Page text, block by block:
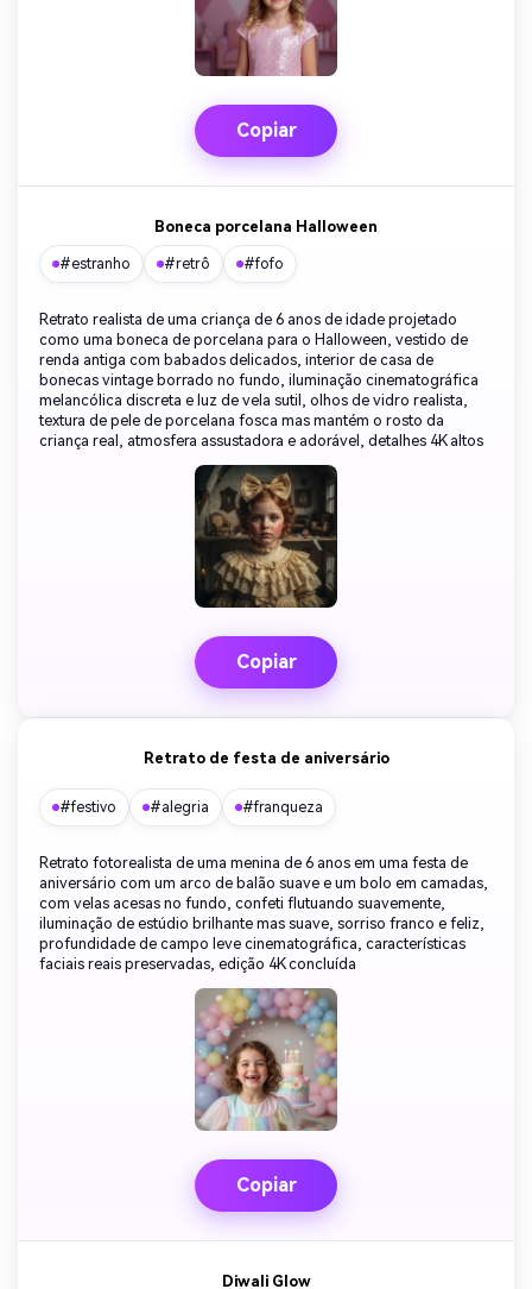
Copiar
Boneca porcelana Halloween
#estranho #retrô #fofo
Retrato realista de uma criança de 6 anos de idade projetado
como uma boneca de porcelana para o Halloween, vestido de
renda antiga com babados delicados, interior de casa de
bonecas vintage borrado no fundo, iluminação cinematográfica
melancólica discreta e luz de vela sutil, olhos de vidro realista,
textura de pele de porcelana fosca mas mantém o rosto da
criança real, atmosfera assustadora e adorável, detalhes 4K altos
Copiar
Retrato de festa de aniversário
#festivo #alegria #franqueza
Retrato fotorealista de uma menina de 6 anos em uma festa de
aniversário com um arco de balão suave e um bolo em camadas,
com velas acesas no fundo, confeti flutuando suavemente,
iluminação de estúdio brilhante mas suave, sorriso franco e feliz,
profundidade de campo leve cinematográfica, características
faciais reais preservadas, edição 4K concluída
Copiar
Diwali Glow